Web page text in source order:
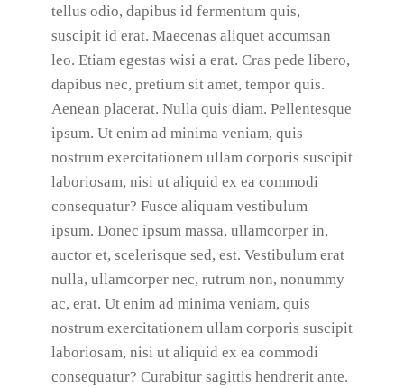
tellus odio, dapibus id fermentum quis,
suscipit id erat. Maecenas aliquet accumsan
leo. Etiam egestas wisi a erat. Cras pede libero,
dapibus nec, pretium sit amet, tempor quis.
Aenean placerat. Nulla quis diam. Pellentesque
ipsum. Ut enim ad minima veniam, quis
nostrum exercitationem ullam corporis suscipit
laboriosam, nisi ut aliquid ex ea commodi
consequatur? Fusce aliquam vestibulum
ipsum. Donec ipsum massa, ullamcorper in,
auctor et, scelerisque sed, est. Vestibulum erat
nulla, ullamcorper nec, rutrum non, nonummy
ac, erat. Ut enim ad minima veniam, quis
nostrum exercitationem ullam corporis suscipit
laboriosam, nisi ut aliquid ex ea commodi
consequatur? Curabitur sagittis hendrerit ante.